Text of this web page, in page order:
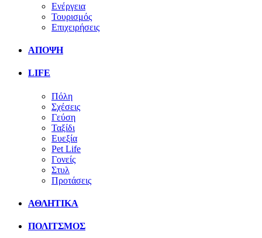
Ενέργεια
Τουρισμός
Επιχειρήσεις
ΑΠΟΨΗ
LIFE
Πόλη
Σχέσεις
Γεύση
Ταξίδι
Ευεξία
Pet Life
Γονείς
Στυλ
Προτάσεις
ΑΘΛΗΤΙΚΑ
ΠΟΛΙΤΣΜΟΣ